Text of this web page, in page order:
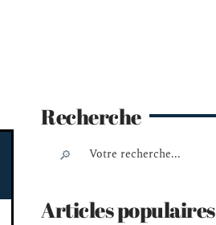
Recherche
Articles populaires